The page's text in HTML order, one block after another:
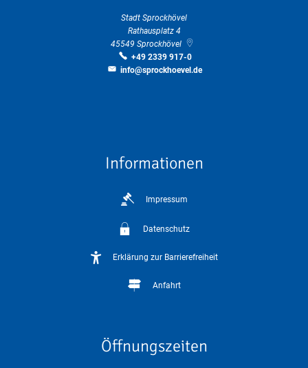
Stadt Sprockhövel
Rathausplatz 4
45549 Sprockhövel
+49 2339 917-0
info@sprockhoevel.de
Informationen
Impressum
Datenschutz
Erklärung zur Barrierefreiheit
Anfahrt
Öffnungszeiten